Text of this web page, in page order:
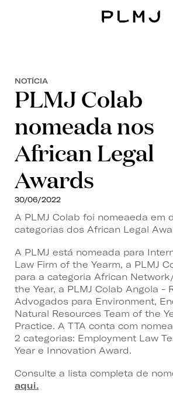
NOTÍCIA
PLMJ Colab
nomeada nos
African Legal
Awards
30/06/2022
A PLMJ Colab foi nomeaeda em
categorias dos African Legal
A PLMJ está nomeada para
Law Firm of the Yearm, a PLMJ
para a categoria African
the Year, a PLMJ Colab Angola -
Advogados para Environment,
Natural Resources Team of the
Practice. A TTA conta com
2 categorias: Employment Law
Year e Innovation Award.
Consulte a lista completa de
aqui.